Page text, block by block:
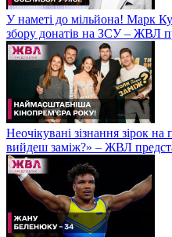
У наметі до мільйона! Марк
збору донатів на ЗСУ – ЖВЛ
Неочікувані зізнання зірок
вийдеш заміж?» – ЖВЛ